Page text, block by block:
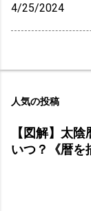
4/25/2024
人気の投稿
【図解】太
いつ？《暦を